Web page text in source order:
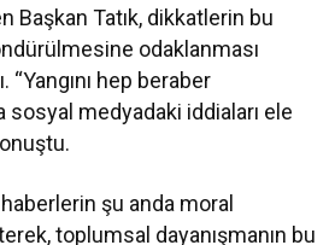
Başkan Tatık, dikkatlerin bu
odaklanması
hep beraber
medyadaki iddiaları ele
şu anda moral
toplumsal dayanışmanın bu